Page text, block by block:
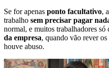
Se for apenas ponto facultativo,
trabalho sem precisar pagar
normal, e muitos trabalhadores só
da empresa, quando vão rever
houve abuso.